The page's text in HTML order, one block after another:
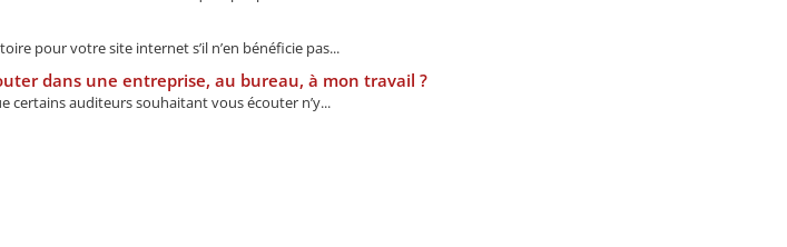
pour votre site internet s’il n’en bénéficie pas...
dans une entreprise, au bureau, à mon travail ?
certains auditeurs souhaitant vous écouter n’y...